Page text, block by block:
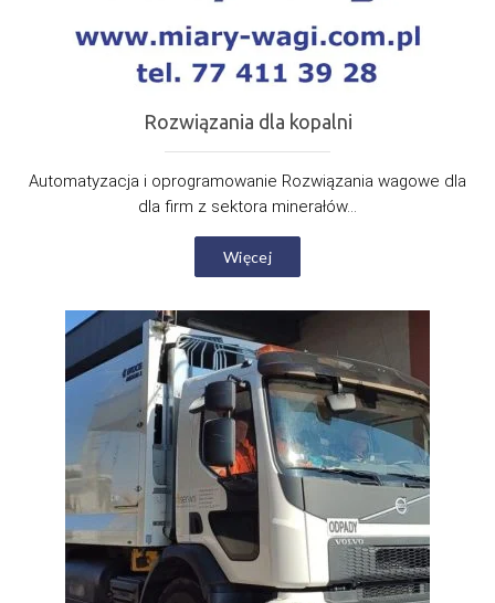
Rozwiązania dla kopalni
Automatyzacja i oprogramowanie Rozwiązania wagowe dla
dla firm z sektora minerałów...
Więcej